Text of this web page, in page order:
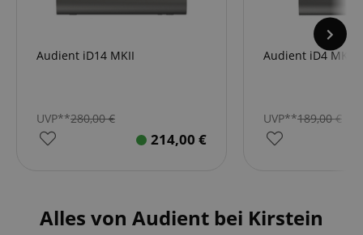
Audient iD14 MKII
UVP**280,00€
214,00 €
Audient iD4 MKII
UVP**189,00€
Alles von Audient bei Kirstein